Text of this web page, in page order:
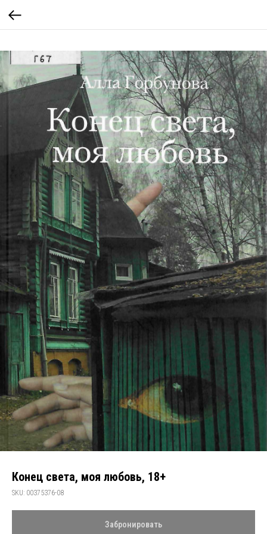
Конец света, моя любовь, 18+
SKU: 00375376-08
Забронировать